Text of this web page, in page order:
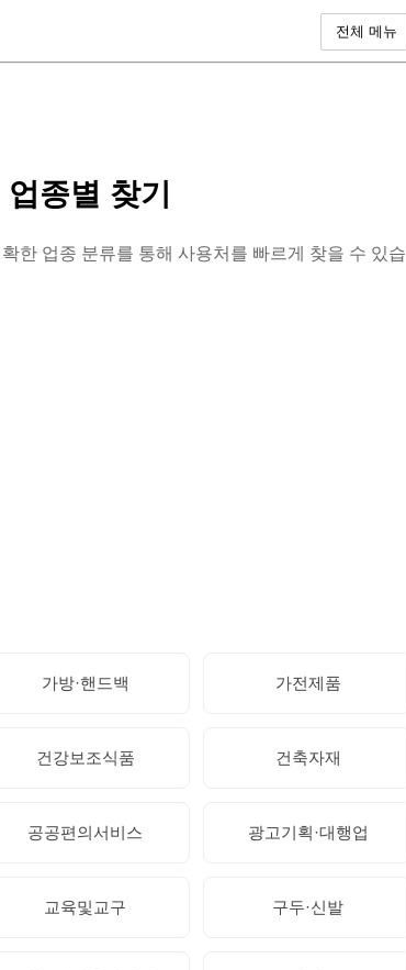
전체 메뉴
종별 찾기
한 업종 분류를 통해 사용처를 빠르게 찾을 수 있습
가방·핸드백 가전제품
건강보조식품 건축자재
공공편의서비스 광고기획·대행업
교육및교구 구두·신발